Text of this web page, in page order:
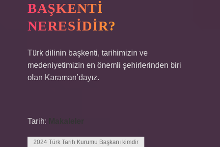
BAŞKENTI
NERESIDIR?
Türk dilinin başkenti, tarihimizin ve
medeniyetimizin en önemli şehirlerinden biri
olan Karaman’dayız.
Tarih:
2024 Türk Tarih Kurumu Başkanı kimdir